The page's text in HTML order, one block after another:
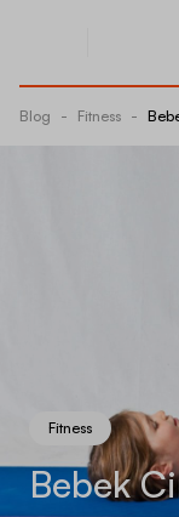
Blog - Fitness -
Fitness
Bebek